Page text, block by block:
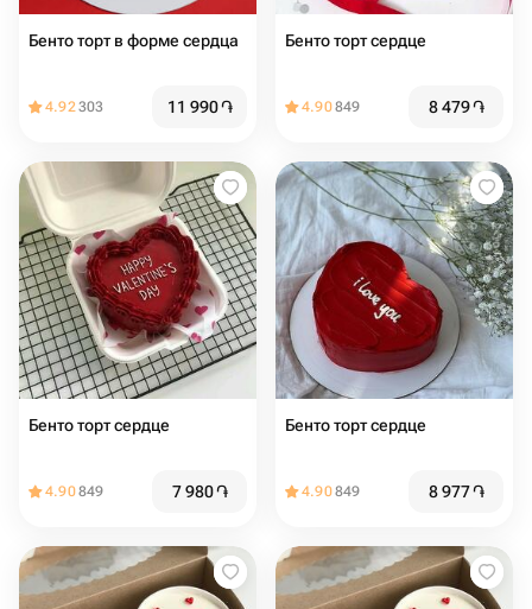
Бенто торт в форме сердца
4.92303 11 990֏
Бенто торт сердце
4.90849 8 479֏
Бенто торт сердце
4.90849 7 980֏
Бенто торт сердце
4.90849 8 977֏